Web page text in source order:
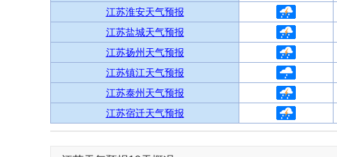
江苏淮安天气预报
江苏盐城天气预报
江苏扬州天气预报
江苏镇江天气预报
江苏泰州天气预报
江苏宿迁天气预报